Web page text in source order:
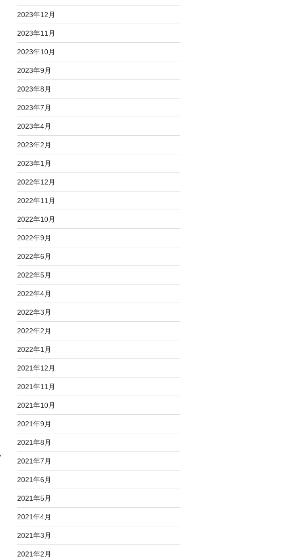
2023年12月
2023年11月
2023年10月
2023年9月
2023年8月
2023年7月
2023年4月
2023年2月
2023年1月
2022年12月
2022年11月
2022年10月
2022年9月
2022年6月
2022年5月
2022年4月
2022年3月
2022年2月
2022年1月
2021年12月
2021年11月
2021年10月
2021年9月
2021年8月
2021年7月
2021年6月
2021年5月
2021年4月
2021年3月
2021年2月